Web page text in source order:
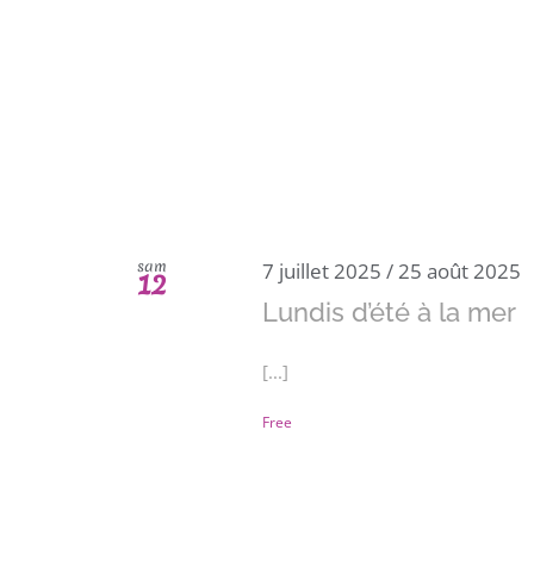
sam
12 7 juillet 2025 /25 août 2025
Lundis d’été à la mer
[...]
Free